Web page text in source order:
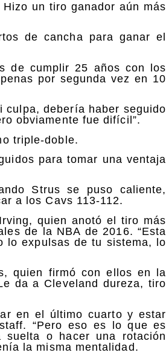
un tiro ganador aún más
de cancha para ganar el
de cumplir 25 años con los
por segunda vez en 10
culpa, debería haber seguido
obviamente fue difícil”.
triple-doble.
para tomar una ventaja
Strus se puso caliente,
a los Cavs 113-112.
quien anotó el tiro más
de la NBA de 2016. “Esta
lo expulsas de tu sistema, lo
quien firmó con ellos en la
da a Cleveland dureza, tiro
en el último cuarto y estar
“Pero eso es lo que es
o hacer una rotación
la misma mentalidad.